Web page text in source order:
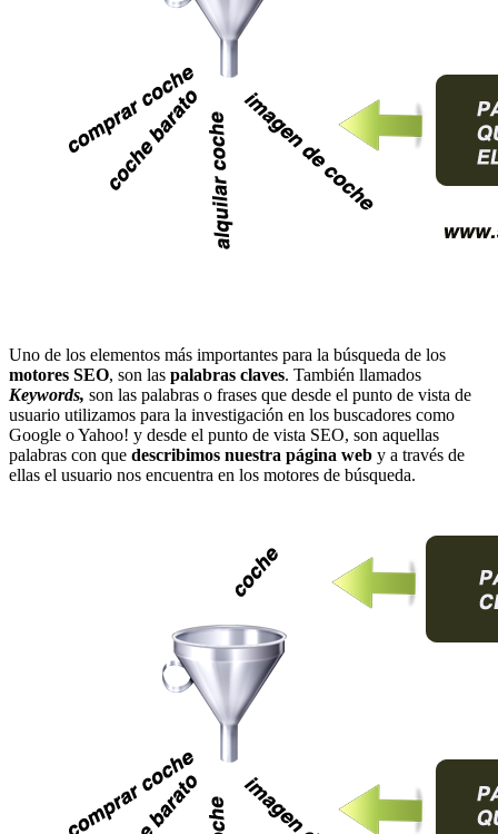
Uno de los elementos más importantes para la búsqueda de los
motores SEO, son las palabras claves. También llamados
Keywords, son las palabras o frases que desde el punto de vista de
usuario utilizamos para la investigación en los buscadores como
Google o Yahoo! y desde el punto de vista SEO, son aquellas
palabras con que describimos nuestra página web y a través de
ellas el usuario nos encuentra en los motores de búsqueda.